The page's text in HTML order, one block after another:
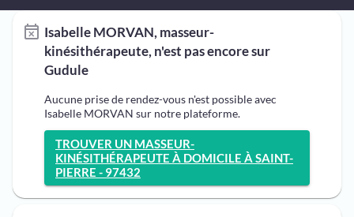
Isabelle MORVAN, masseur-
kinésithérapeute, n'est pas encore sur
Gudule
Aucune prise de rendez-vous n'est possible avec
Isabelle MORVAN sur notre plateforme.
TROUVER UN MASSEUR-
KINÉSITHÉRAPEUTE À DOMICILE À SAINT-
PIERRE - 97432